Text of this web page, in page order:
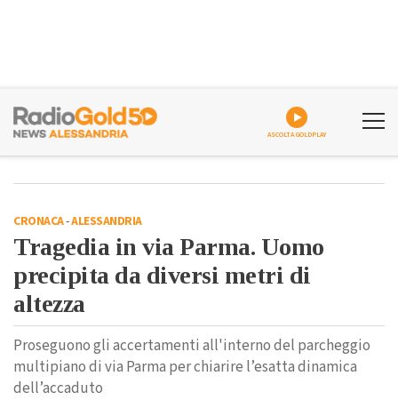
ASCOLTA GOLDPLAY
CRONACA-ALESSANDRIA
Tragedia in via Parma. Uomo
precipita da diversi metri di
altezza
Proseguono gli accertamenti all'interno del parcheggio
multipiano di via Parma per chiarire l’esatta dinamica
dell’accaduto